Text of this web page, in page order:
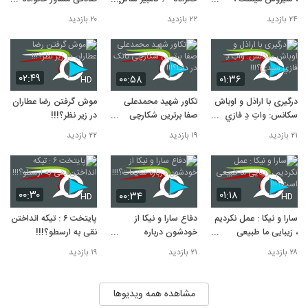
۱,۰۸۹ بازدید
امیرحسین صدیق ، علی
اوجی در برنامه جوکر؟!!!
۲۴ بازدید
》؟!!!
۲۲ بازدید
می شود؟!!!۲۰ بازدید
۰۱:۳۶
درگیری با اراذل و اوباش
سکانس: واتِ دِ فازي
سيدي؟!!!
۲۱ بازدید
۰۰:۵۸
تکاور شهید محمدعلی
صفا برترین شکارچی
تانک در دنیا؟!!!
۱۹ بازدید
۰۲:۴۹ HD
موش گرفتن رضا عطاران
در زیر نظر؟!!!
۲۲ بازدید
۰۱:۱۸ HD
سارا و نیکا : عمل نکردیم
، زیبایی ما طبیعی
است؟!!!
۲۸ بازدید
۰۰:۳۴
دفاع سارا و نیکا از
خودشون درباره
شایعات؟!!!
۲۱ بازدید
۰۰:۳۰ HD
پایتخت ۶ : تیکه انداختن
نقی به ارسطو؟!!!
۱۹ بازدید
مشاهده همه ویدیوها